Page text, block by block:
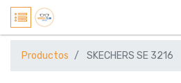
Productos SKECHERS SE 3216